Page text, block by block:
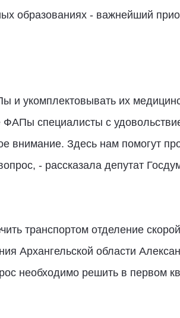
образованиях - важнейший
и укомплектовывать их
специалисты с
внимание. Здесь нам помогут
- рассказала депутат
транспортом отделение
Архангельской области
необходимо решить в первом